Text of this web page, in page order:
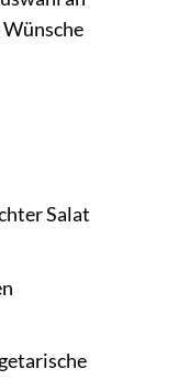
Salat